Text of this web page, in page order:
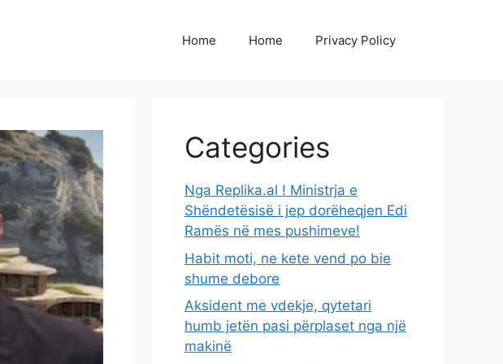
Home Home Privacy Policy
Categories
Nga Replika.al ! Ministrja e
Shëndetësisë i jep dorëheqjen Edi
Ramës në mes pushimeve!
Habit moti, ne kete vend po bie
shume debore
Aksident me vdekje, qytetari
humb jetën pasi përplaset nga një
makinë